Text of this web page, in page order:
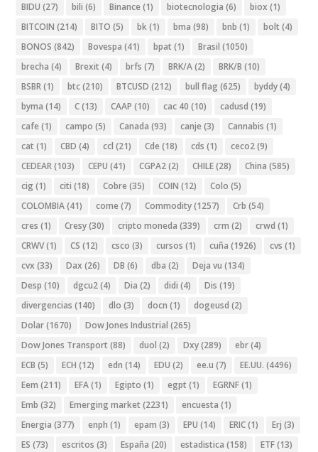
BIDU (27) bili (6) Binance (1) biotecnologia (6) biox (1)
BITCOIN (214) BITO (5) bk(1) bma (98) bnb (1) bolt (4)
BONOS (842) Bovespa (41) bpat (1) Brasil (1050)
brecha (4) Brexit (4) brfs (7) BRK/A(2) BRK/B (10)
BSBR(1) btc(210) BTCUSD (212) bull flag (625) byddy(4)
byma (14) C(13) CAAP (10) cac 40 (10) cadusd (19)
cafe (1) campo (5) Canada (93) canje (3) Cannabis (1)
cat (1) CBD (4) ccl (21) Cde (18) cds (1) ceco2(9)
CEDEAR(103) CEPU (41) CGPA2(2) CHILE(28) China (585)
cig (1) citi (18) Cobre (35) COIN (12) Colo (5)
COLOMBIA(41) come (7) Commodity(1257) Crb (54)
cres (1) Cresy(30) cripto moneda (339) crm (2) crwd (1)
CRWV(1) CS (12) csco (3) cursos (1) cuña (1926) cvs (1)
cvx (33) Dax (26) DB (6) dba (2) Deja vu (134)
Desp (10) dgcu2(4) Dia (2) didi (4) Dis (19)
divergencias (140) dlo (3) docn (1) dogeusd (2)
Dolar(1670) Dow Jones Industrial (265)
Dow Jones Transport (88) duol (2) Dxy(289) ebr(4)
ECB (5) ECH (12) edn (14) EDU (2) ee.u (7) EE.UU. (4496)
Eem (211) EFA(1) Egipto (1) egpt (1) EGRNF(1)
Emb (32) Emerging market (2231) encuesta (1)
Energia (377) enph (1) epam (3) EPU (14) ERIC(1) Erj (3)
ES (73) escritos (3) España (20) estadistica (158) ETF(13)